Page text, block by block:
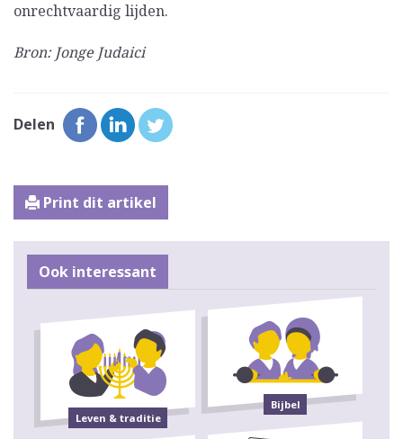
onrechtvaardig lijden.
Bron: Jonge Judaici
Delen
Print dit artikel
Ook interessant
Leven & traditie
Bijbel